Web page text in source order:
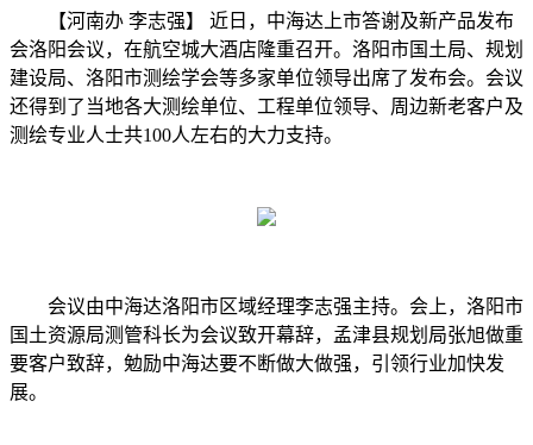
【河南办 李志强】 近日，中海达上市答谢及新产品发布
会洛阳会议，在航空城大酒店隆重召开。洛阳市国土局、规划
建设局、洛阳市测绘学会等多家单位领导出席了发布会。会议
还得到了当地各大测绘单位、工程单位领导、周边新老客户及
测绘专业人士共100人左右的大力支持。
会议由中海达洛阳市区域经理李志强主持。会上，洛阳市
国土资源局测管科长为会议致开幕辞，孟津县规划局张旭做重
要客户致辞，勉励中海达要不断做大做强，引领行业加快发
展。